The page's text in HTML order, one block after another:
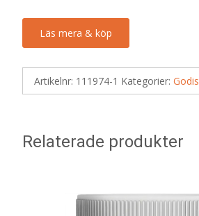
Läs mera & köp
Artikelnr: 111974-1 Kategorier: Godis
Relaterade produkter